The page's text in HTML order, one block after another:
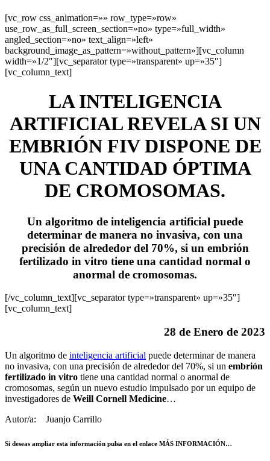
[vc_row css_animation=»» row_type=»row»
use_row_as_full_screen_section=»no» type=»full_width»
angled_section=»no» text_align=»left»
background_image_as_pattern=»without_pattern»][vc_column
width=»1/2″][vc_separator type=»transparent» up=»35″]
[vc_column_text]
LA INTELIGENCIA
ARTIFICIAL REVELA SI UN
EMBRIÓN FIV DISPONE DE
UNA CANTIDAD ÓPTIMA
DE CROMOSOMAS.
Un algoritmo de inteligencia artificial puede
determinar de manera no invasiva, con una
precisión de alrededor del 70%, si un embrión
fertilizado in vitro tiene una cantidad normal o
anormal de cromosomas.
[/vc_column_text][vc_separator type=»transparent» up=»35″]
[vc_column_text]
28 de Enero de 2023
Un algoritmo de inteligencia artificial puede determinar de manera
no invasiva, con una precisión de alrededor del 70%, si un embrión
fertilizado in vitro tiene una cantidad normal o anormal de
cromosomas, según un nuevo estudio impulsado por un equipo de
investigadores de Weill Cornell Medicine…
Autor/a: Juanjo Carrillo
Si deseas ampliar esta información pulsa en el enlace MÁS INFORMACIÓN…